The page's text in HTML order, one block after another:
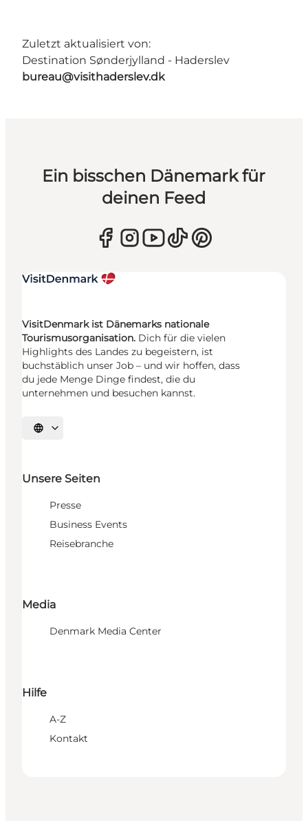
Zuletzt aktualisiert von:
Destination Sønderjylland - Haderslev
bureau@visithaderslev.dk
Ein bisschen Dänemark für
deinen Feed
VisitDenmark ist Dänemarks nationale
Tourismusorganisation. Dich für die vielen
Highlights des Landes zu begeistern, ist
buchstäblich unser Job – und wir hoffen, dass
du jede Menge Dinge findest, die du
unternehmen und besuchen kannst.
Sprache auswählen
Unsere Seiten
Presse
Business Events
Reisebranche
Media
Denmark Media Center
Hilfe
A-Z
Kontakt